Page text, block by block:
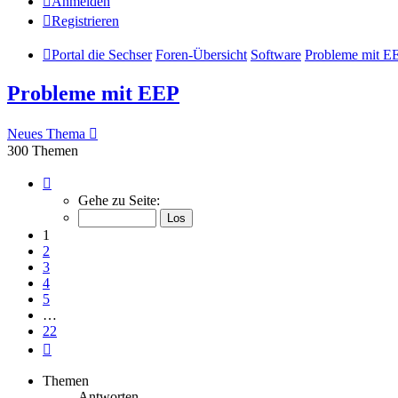
Registrieren
Portal die Sechser Foren-Übersicht Software Probleme mit
Probleme mit EEP
Neues Thema
300 Themen
von
Gehe zu Seite:
1
2
3
4
5
…
22
Themen